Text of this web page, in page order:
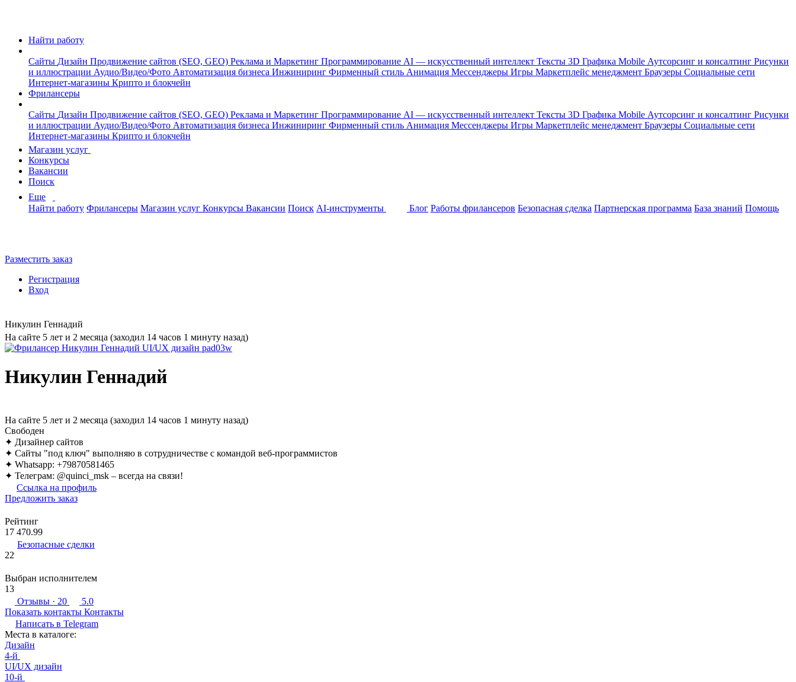
Найти работу
Сайты Дизайн Продвижение сайтов (SEO, GEO) Реклама и Маркетинг Программирование AI — искусственный интеллект Тексты 3D Графика Mobile Аутсорсинг и консалтинг Рисунки
и иллюстрации Аудио/Видео/Фото Автоматизация бизнеса Инжиниринг Фирменный стиль Анимация Мессенджеры Игры Маркетплейс менеджмент Браузеры Социальные сети
Интернет-магазины Крипто и блокчейн
Фрилансеры
Сайты Дизайн Продвижение сайтов (SEO, GEO) Реклама и Маркетинг Программирование AI — искусственный интеллект Тексты 3D Графика Mobile Аутсорсинг и консалтинг Рисунки
и иллюстрации Аудио/Видео/Фото Автоматизация бизнеса Инжиниринг Фирменный стиль Анимация Мессенджеры Игры Маркетплейс менеджмент Браузеры Социальные сети
Интернет-магазины Крипто и блокчейн
Магазин услуг
Конкурсы
Вакансии
Поиск
Еще
Найти работу Фрилансеры Магазин услуг Конкурсы Вакансии Поиск AI-инструменты Блог Работы фрилансеров Безопасная сделка Партнерская программа База знаний Помощь
Разместить заказ
Регистрация
Вход
Никулин Геннадий
На сайте 5 лет и 2 месяца (заходил 14 часов 1 минуту назад)
Никулин Геннадий
На сайте 5 лет и 2 месяца (заходил 14 часов 1 минуту назад)
Свободен
✦ Дизайнер сайтов
✦ Сайты "под ключ" выполняю в сотрудничестве с командой веб-программистов
✦ Whatsapp: +79870581465
✦ Телеграм: @quinci_msk – всегда на связи!
Ссылка на профиль
Предложить заказ
Рейтинг
17 470.99
Безопасные сделки
22
Выбран исполнителем
13
Отзывы · 20
5.0
Показать контакты Контакты
Написать в Telegram
Места в каталоге:
Дизайн
4-й
UI/UX дизайн
10-й